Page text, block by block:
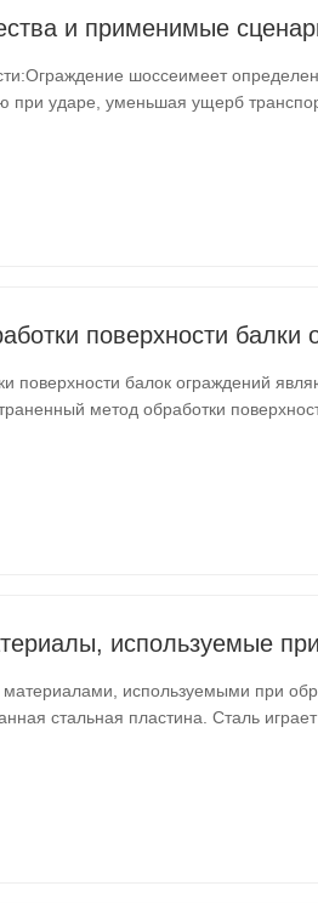
и применимые
шоссеимеет
при ударе, уменьшая ущерб
поверхности балки
поверхности балок ограждений
метод обработки
используемые
используемыми при
стальная пластина. Сталь